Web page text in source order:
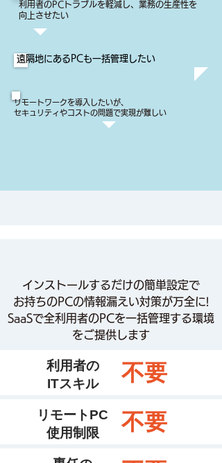
利用者のPCトラブルを軽減し、業務の生産性を
向上させたい
​遠隔地にあるPCも一括管理したい
リモートワークを導入したいが、
セキュリティやコストの問題で実現が難しい
インストールするだけの簡単設定で
お持ちのPCの情報漏えい対策が万全に!
SaaSで全利用者のPCを一括管理する環境
をご提供します
利用者の
ITスキル
​不要
リモートPC
使用制限
​不要